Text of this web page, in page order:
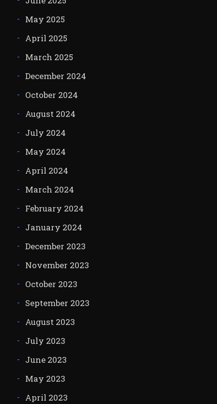
May 2025
April 2025
March 2025
December 2024
October 2024
August 2024
July 2024
May 2024
April 2024
March 2024
February 2024
January 2024
December 2023
November 2023
October 2023
September 2023
August 2023
July 2023
June 2023
May 2023
April 2023